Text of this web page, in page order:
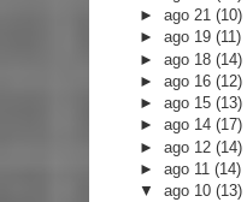
►ago 21(10)
►ago 19(11)
►ago 18(14)
►ago 16(12)
►ago 15(13)
►ago 14(17)
►ago 12(14)
►ago 11(14)
▼ago 10(13)